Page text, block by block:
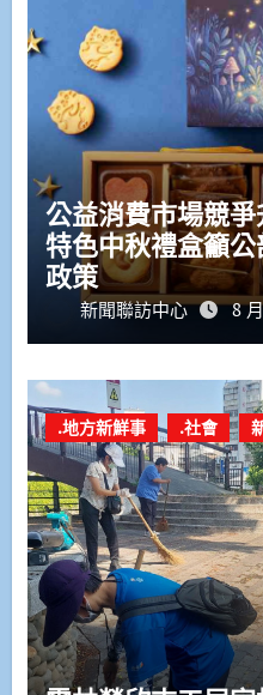
公益消費市場競
特色中秋禮盒籲
政策
新聞聯訪中心 8
.地方新鮮事 .社會